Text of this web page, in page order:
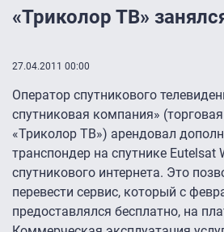
«Триколор ТВ»
27.04.2011 00:00
Оператор спутникового
спутниковая компания»
«Триколор ТВ») арендовал
транспондер на спутнике Eutelsat
спутникового интернета. Это
перевести сервис, который с
предоставлялся бесплатно, на